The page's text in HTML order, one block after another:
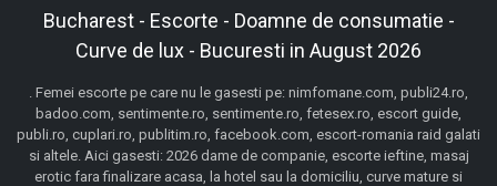
Bucharest - Escorte - Doamne de consumatie -
Curve de lux - Bucuresti in August 2026
. Femei escorte pe care nu le gasesti pe: nimfomane.com, publi24.ro,
badoo.com, sentimente.ro, sentimente.ro, fetesex.ro, escort guide,
publi.ro, cuplari.ro, publitim.ro, facebook.com, escort-romania raid galati
si altele. Aici gasesti: 2026 dame de companie, escorte ieftine, masaj
erotic fara finalizare acasa, la hotel sau la domiciliu, curve mature si